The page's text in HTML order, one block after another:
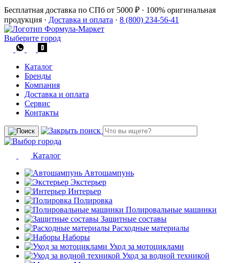
Бесплатная доставка по СПб от 5000 ₽ · 100% оригинальная
продукция · Доставка и оплата · 8 (800) 234-56-41
Выберите город
Каталог
Бренды
Компания
Доставка и оплата
Сервис
Контакты
Каталог
Автошампунь
Экстерьер
Интерьер
Полировка
Полировальные машинки
Защитные составы
Расходные материалы
Наборы
Уход за мотоциклами
Уход за водной техникой